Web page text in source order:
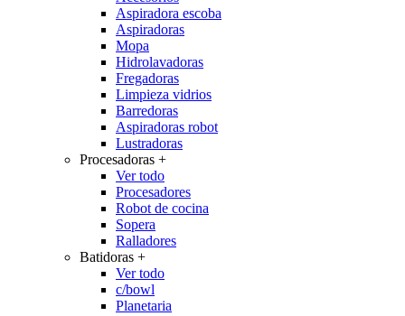
Aspiradora escoba
Aspiradoras
Mopa
Hidrolavadoras
Fregadoras
Limpieza vidrios
Barredoras
Aspiradoras robot
Lustradoras
Procesadoras +
Ver todo
Procesadores
Robot de cocina
Sopera
Ralladores
Batidoras +
Ver todo
c/bowl
Planetaria